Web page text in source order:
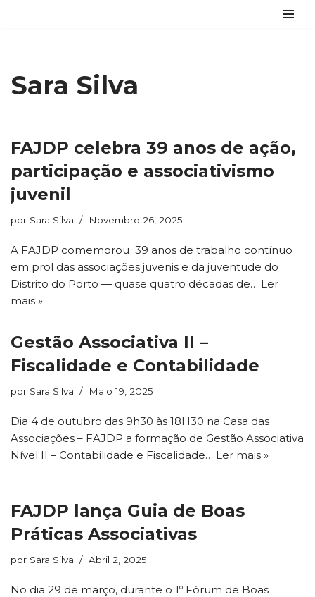
conteúdo
Sara Silva
FAJDP celebra 39 anos de ação,
participação e associativismo
juvenil
por Sara Silva Novembro 26, 2025
A FAJDP comemorou 39 anos de trabalho contínuo
em prol das associações juvenis e da juventude do
Distrito do Porto — quase quatro décadas de… Ler
mais »
Gestão Associativa II –
Fiscalidade e Contabilidade
por Sara Silva Maio 19, 2025
Dia 4 de outubro das 9h30 às 18H30 na Casa das
Associações – FAJDP a formação de Gestão Associativa
Nível II – Contabilidade e Fiscalidade… Ler mais »
FAJDP lança Guia de Boas
Práticas Associativas
por Sara Silva Abril 2, 2025
No dia 29 de março, durante o 1º Fórum de Boas